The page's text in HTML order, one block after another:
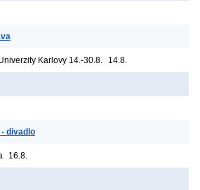
Karlovy 14.-30.8. 14.8.
divadlo
16.8.